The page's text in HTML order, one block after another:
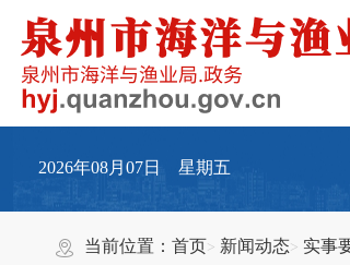
2026年08月07日 星期五
当前位置：首页 新闻动态 实事